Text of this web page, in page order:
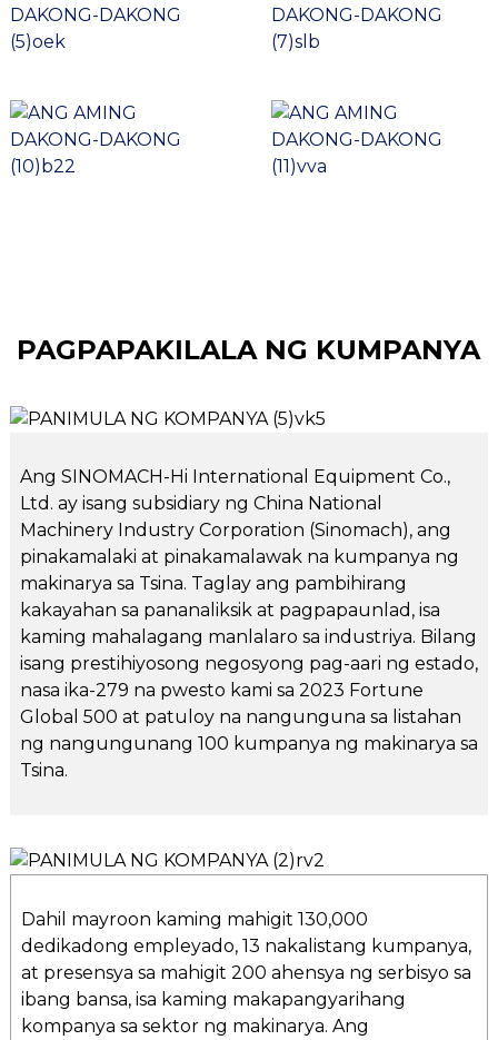
PAGPAPAKILALA NG KUMPANYA
Ang SINOMACH-Hi International Equipment Co.,
Ltd. ay isang subsidiary ng China National
Machinery Industry Corporation (Sinomach), ang
pinakamalaki at pinakamalawak na kumpanya ng
makinarya sa Tsina. Taglay ang pambihirang
kakayahan sa pananaliksik at pagpapaunlad, isa
kaming mahalagang manlalaro sa industriya. Bilang
isang prestihiyosong negosyong pag-aari ng estado,
nasa ika-279 na pwesto kami sa 2023 Fortune
Global 500 at patuloy na nangunguna sa listahan
ng nangungunang 100 kumpanya ng makinarya sa
Tsina.
Dahil mayroon kaming mahigit 130,000
dedikadong empleyado, 13 nakalistang kumpanya,
at presensya sa mahigit 200 ahensya ng serbisyo sa
ibang bansa, isa kaming makapangyarihang
kompanya sa sektor ng makinarya. Ang